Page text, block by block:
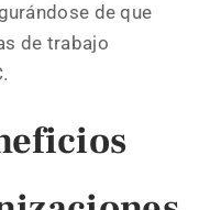
de que
de trabajo